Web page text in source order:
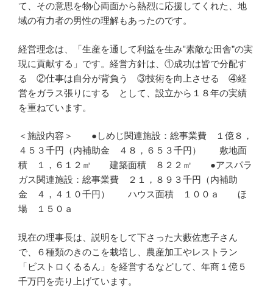
て、その意思を物心両面から熱烈に応援してくれた、地
域の有力者の男性の理解もあったのです。
経営理念は、「生産を通して利益を生み‟素敵な田舎”の実
現に貢献する」です。経営方針は、①成功は皆で分配す
る ②仕事は自分が背負う ③技術を向上させる ④経
営をガラス張りにする として、設立から１８年の実績
を重ねています。
＜施設内容＞ ●しめじ関連施設：総事業費 １億８，
４５３千円（内補助金 ４８，６５３千円） 敷地面
積 １，６１２㎡ 建築面積 ８２２㎡ ●アスパラ
ガス関連施設：総事業費 ２１，８９３千円（内補助
金 ４，４１０千円） ハウス面積 １００ａ ほ
場 １５０ａ
現在の理事長は、説明をして下さった大藪佐恵子さん
で、６種類のきのこを栽培し、農産加工やレストラン
「ビストロくるるん」を経営するなどして、年商１億５
千万円を売り上げています。